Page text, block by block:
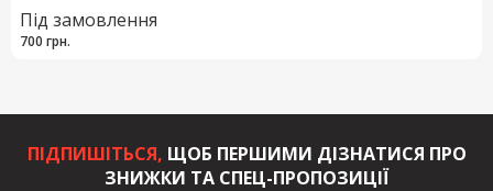
Під замовлення
700 грн.
ПІДПИШІТЬСЯ, ЩОБ ПЕРШИМИ ДІЗНАТИСЯ ПРО
ЗНИЖКИ ТА СПЕЦ-ПРОПОЗИЦІЇ